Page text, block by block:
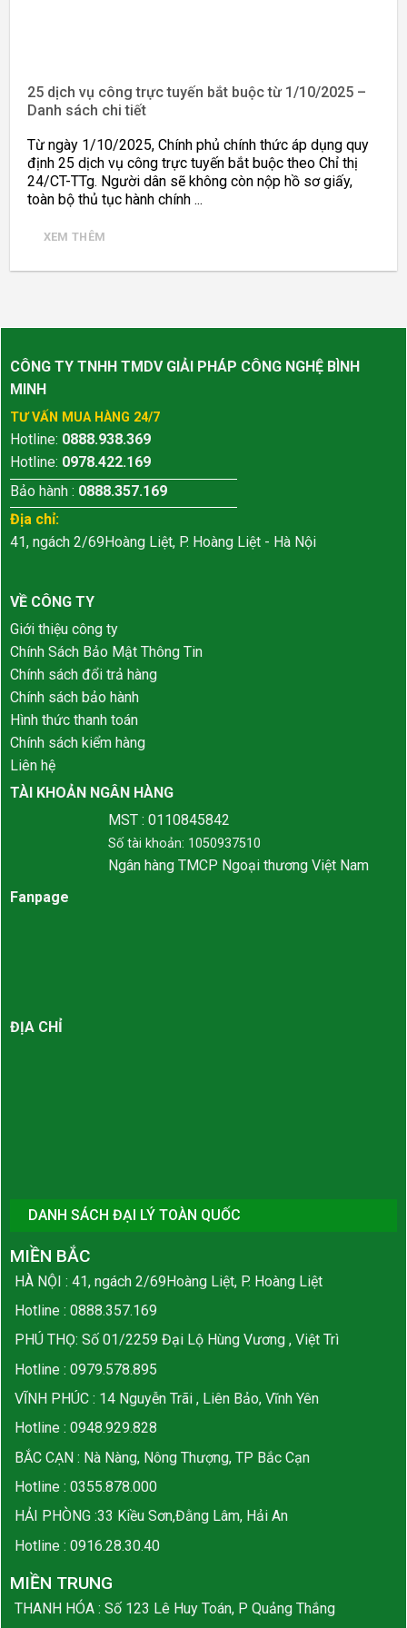
25 dịch vụ công trực tuyến bắt buộc từ 1/10/2025 –
Danh sách chi tiết
Từ ngày 1/10/2025, Chính phủ chính thức áp dụng quy
định 25 dịch vụ công trực tuyến bắt buộc theo Chỉ thị
24/CT-TTg. Người dân sẽ không còn nộp hồ sơ giấy,
toàn bộ thủ tục hành chính ...
XEM THÊM
CÔNG TY TNHH TMDV GIẢI PHÁP CÔNG NGHỆ BÌNH
MINH
TƯ VẤN MUA HÀNG 24/7
Hotline: 0888.938.369
Hotline: 0978.422.169
Bảo hành : 0888.357.169
Địa chỉ:
41, ngách 2/69Hoàng Liệt, P. Hoàng Liệt - Hà Nội
VỀ CÔNG TY
Giới thiệu công ty
Chính Sách Bảo Mật Thông Tin
Chính sách đổi trả hàng
Chính sách bảo hành
Hình thức thanh toán
Chính sách kiểm hàng
Liên hệ
TÀI KHOẢN NGÂN HÀNG
MST : 0110845842
Số tài khoản: 1050937510
Ngân hàng TMCP Ngoại thương Việt Nam
Fanpage
ĐỊA CHỈ
DANH SÁCH ĐẠI LÝ TOÀN QUỐC
MIỀN BẮC
HÀ NỘI : 41, ngách 2/69Hoàng Liệt, P. Hoàng Liệt
Hotline : 0888.357.169
PHÚ THỌ: Số 01/2259 Đại Lộ Hùng Vương , Việt Trì
Hotline : 0979.578.895
VĨNH PHÚC : 14 Nguyễn Trãi , Liên Bảo, Vĩnh Yên
Hotline : 0948.929.828
BẮC CẠN : Nà Nàng, Nông Thượng, TP Bắc Cạn
Hotline : 0355.878.000
HẢI PHÒNG :33 Kiều Sơn,Đằng Lâm, Hải An
Hotline : 0916.28.30.40
MIỀN TRUNG
THANH HÓA : Số 123 Lê Huy Toán, P Quảng Thắng